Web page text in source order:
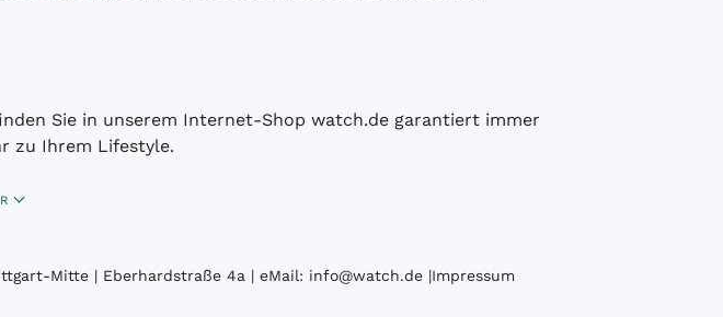
Sie in unserem Internet-Shop watch.de garantiert immer
zu Ihrem Lifestyle.
Mitte | Eberhardstraße 4a | eMail: info@watch.de|Impressum